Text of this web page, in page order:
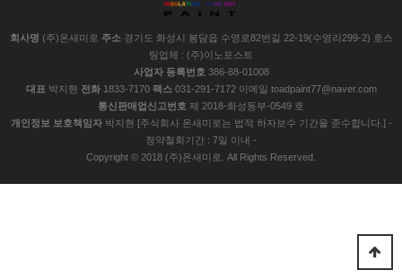
회사명 (주)온새미로 주소경기도 화성시 봉담읍 수영로82번길 22-19(수영리299-2) 호스
팅업체 : (주)이노포스트
사업자 등록번호 386-88-01008
대표 박지현 전화1833-7170 팩스031-291-7172 이메일 toadpaint77@naver.com
통신판매업신고번호 제 2018-화성동부-0549 호
개인정보 보호책임자박지현 [주식회사 온새미로는 법적 하자보수 기간을 준수합니다.] -
청약철회기간 : 7일 이내 -
Copyright © 2018 (주)온새미로. All Rights Reserved.